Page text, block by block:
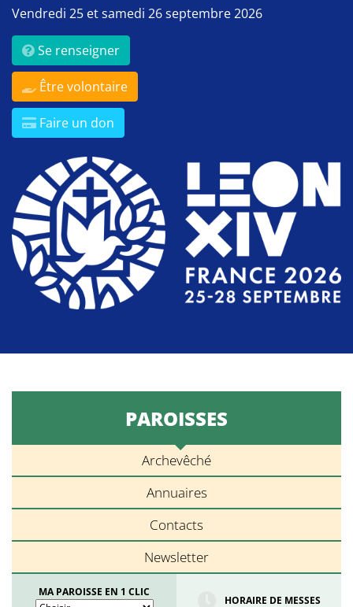
Vendredi 25 et samedi 26 septembre 2026
Se renseigner
Être volontaire
Faire un don
PAROISSES
Archevêché
Annuaires
Contacts
Newsletter
MA PAROISSE EN 1 CLIC
HORAIRE DE MESSES